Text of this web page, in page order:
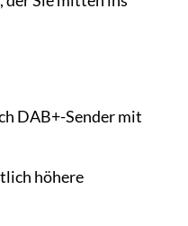
DAB+-Sender mit
höhere